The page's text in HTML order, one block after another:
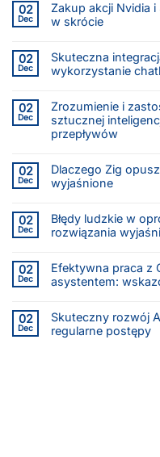
02
Dec
Zakup akcji Nvidia
w skrócie
02
Dec
Skuteczna
wykorzystanie
02
Dec
Zrozumienie i
sztucznej
przepływów
02
Dec
Dlaczego Zig
wyjaśnione
02
Dec
Błędy ludzkie w
rozwiązania
02
Dec
Efektywna praca z
asystentem:
02
Dec
Skuteczny rozwój
regularne postępy